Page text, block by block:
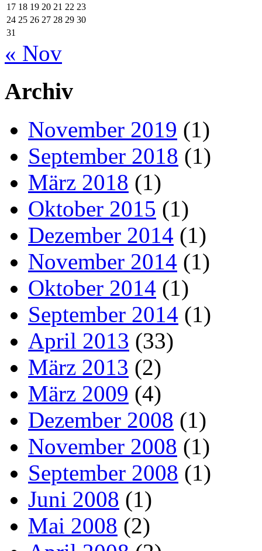
17 18 19 20 21 22 23
24 25 26 27 28 29 30
31
« Nov
Archiv
November 2019 (1)
September 2018 (1)
März 2018 (1)
Oktober 2015 (1)
Dezember 2014 (1)
November 2014 (1)
Oktober 2014 (1)
September 2014 (1)
April 2013 (33)
März 2013 (2)
März 2009 (4)
Dezember 2008 (1)
November 2008 (1)
September 2008 (1)
Juni 2008 (1)
Mai 2008 (2)